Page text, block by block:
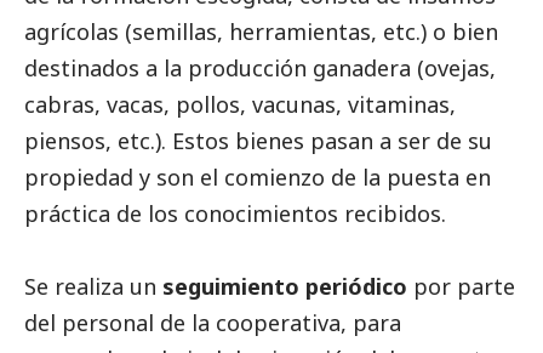
agrícolas (semillas, herramientas, etc.) o bien
destinados a la producción ganadera (ovejas,
cabras, vacas, pollos, vacunas, vitaminas,
piensos, etc.). Estos bienes pasan a ser de su
propiedad y son el comienzo de la puesta en
práctica de los conocimientos recibidos.
Se realiza un seguimiento periódico por parte
del personal de la cooperativa, para